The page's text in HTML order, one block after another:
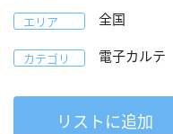
エリア 全国
カテゴリ 電子カルテ
リストに追加